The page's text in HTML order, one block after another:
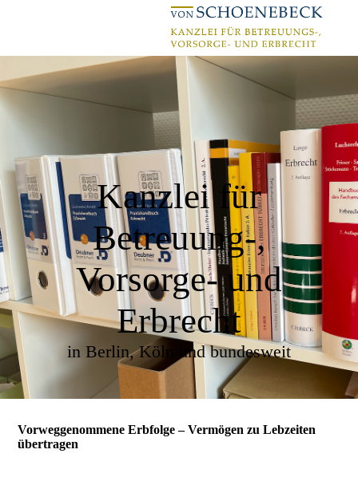
Kanzlei für
Betreuung-,
Vorsorge- und
Erbrecht
in Berlin, Köln und bundesweit
Vorweggenommene Erbfolge – Vermögen zu Lebzeiten
übertragen